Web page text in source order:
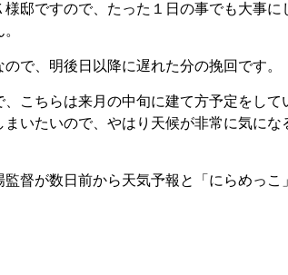
邸ですので、たった１日の事でも大事
で、明後日以降に遅れた分の挽回です。
こちらは来月の中旬に建て方予定をして
いたいので、やはり天候が非常に気にな
督が数日前から天気予報と「にらめっこ